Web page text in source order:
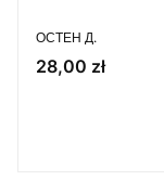
ПРОИЗВОДИТЕЛЬ
ОСТЕН Д.
Цена
28,00 zł